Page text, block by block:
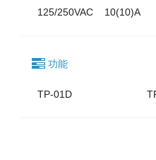
125/250VAC 10(10)A
功能
TP-01D